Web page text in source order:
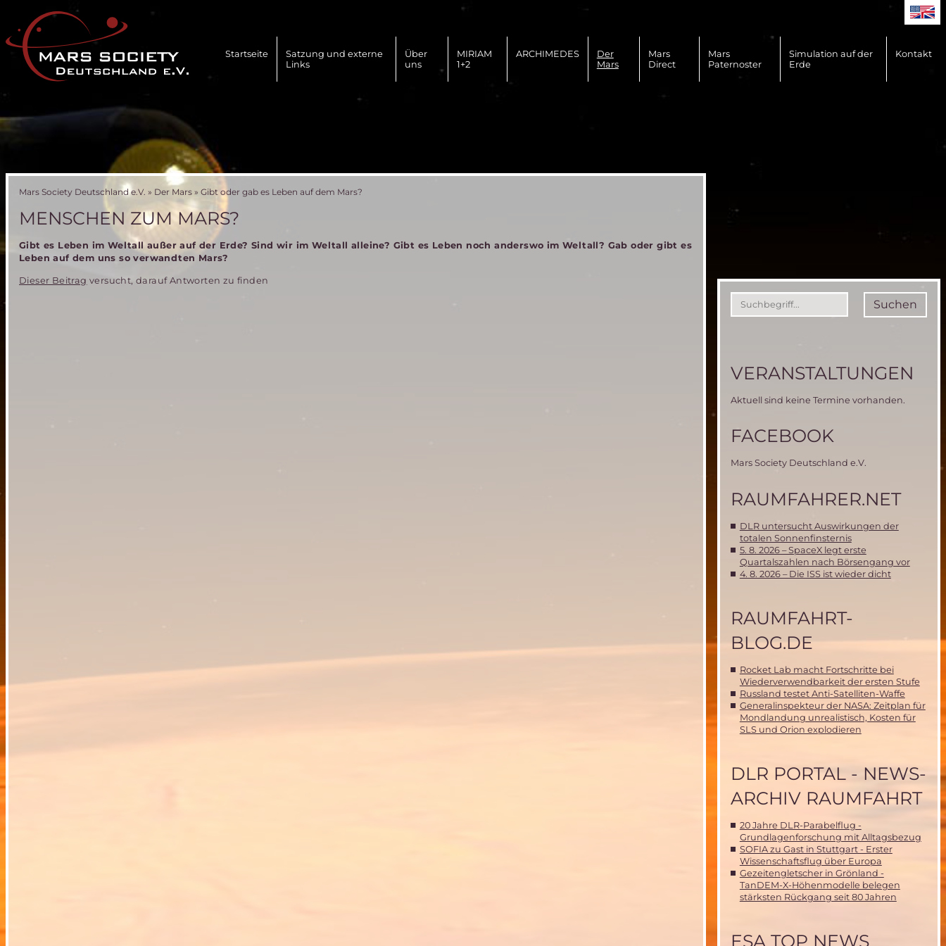
überspringen
Startseite
Satzung und externe
Links
Über
uns
MIRIAM
1+2
ARCHIMEDES
Der
Mars
Mars
Direct
Mars
Paternoster
Simulation auf der
Erde
Kontakt
Mars Society Deutschland e.V. » Der Mars » Gibt oder gab es Leben auf dem Mars?
MENSCHEN ZUM MARS?
Gibt es Leben im Weltall außer auf der Erde? Sind wir im Weltall alleine? Gibt es Leben noch anderswo im Weltall? Gab oder gibt es
Leben auf dem uns so verwandten Mars?
Dieser Beitrag versucht, darauf Antworten zu finden
Suchen
VERANSTALTUNGEN
Aktuell sind keine Termine vorhanden.
FACEBOOK
Mars Society Deutschland e.V.
RAUMFAHRER.NET
DLR untersucht Auswirkungen der
totalen Sonnenfinsternis
5. 8. 2026 – SpaceX legt erste
Quartalszahlen nach Börsengang vor
4. 8. 2026 – Die ISS ist wieder dicht
RAUMFAHRT-
BLOG.DE
Rocket Lab macht Fortschritte bei
Wiederverwendbarkeit der ersten Stufe
Russland testet Anti-Satelliten-Waffe
Generalinspekteur der NASA: Zeitplan für
Mondlandung unrealistisch, Kosten für
SLS und Orion explodieren
DLR PORTAL - NEWS-
ARCHIV RAUMFAHRT
20 Jahre DLR-Parabelflug -
Grundlagenforschung mit Alltagsbezug
SOFIA zu Gast in Stuttgart - Erster
Wissenschaftsflug über Europa
Gezeitengletscher in Grönland -
TanDEM-X-Höhenmodelle belegen
stärksten Rückgang seit 80 Jahren
ESA TOP NEWS